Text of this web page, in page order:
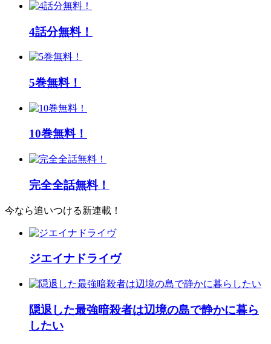
4話分無料！
5巻無料！
10巻無料！
完全全話無料！
今なら追いつける新連載！
ジエイナドライヴ
隠退した最強暗殺者は辺境の島で静かに暮ら
したい